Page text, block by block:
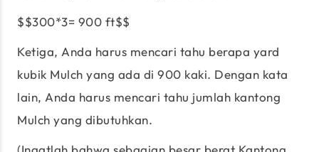
$$300*3= 900 ft$$
Ketiga, Anda harus mencari tahu berapa yard
kubik Mulch yang ada di 900 kaki. Dengan kata
lain, Anda harus mencari tahu jumlah kantong
Mulch yang dibutuhkan.